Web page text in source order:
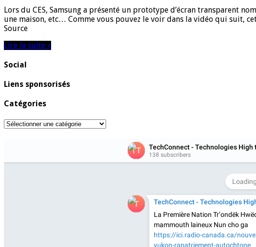
Lors du CES, Samsung a présenté un prototype d’écran transparent
une maison, etc… Comme vous pouvez le voir dans la vidéo qui suit,
Source
Lire la suite »
Social
Liens sponsorisés
Catégories
Catégories